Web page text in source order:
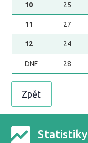
10 25
11 27
12 24
DNF 28
Zpět
Statistiky